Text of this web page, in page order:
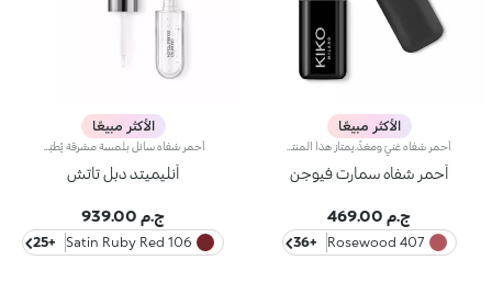
الأكثر مبيعًا
أحمر شفاه سمارت فيوجن
ج.م 469.00
407 Rosewood
+36
الأكثر مبيعًا
أنليميتد دبل تاتش
ج.م 939.00
106 Satin Ruby Red
+25